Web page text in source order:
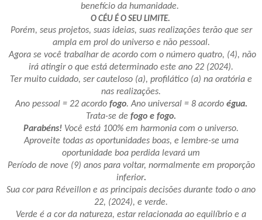
benefício da humanidade.
O CÉU É O SEU LIMITE.
Porém, seus projetos, suas ideias, suas realizações terão que ser
ampla em prol do universo e não pessoal.
Agora se você trabalhar de acordo com o número quatro, (4), não
irá atingir o que está determinado este ano 22 (2024).
Ter muito cuidado, ser cauteloso (a), profilático (a) na oratória e
nas realizações.
Ano pessoal = 22 acordo fogo. Ano universal = 8 acordo égua.
Trata-se de fogo e fogo.
Parabéns! Você está 100% em harmonia com o universo.
Aproveite todas as oportunidades boas, e lembre-se uma
oportunidade boa perdida levará um
Período de nove (9) anos para voltar, normalmente em proporção
inferior.
Sua cor para Réveillon e as principais decisões durante todo o ano
22, (2024), e verde.
Verde é a cor da natureza, estar relacionada ao equilíbrio e a